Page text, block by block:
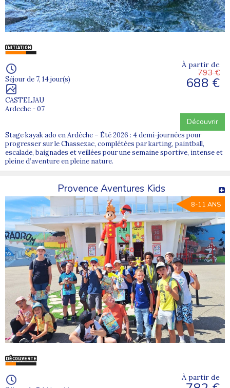
Séjour de 7, 14 jour(s)
CASTELJAU
Ardeche - 07
À partir de
793 €
688 €
Découvrir
Stage kayak ado en Ardèche – Été 2026 : 4 demi-journées pour
progresser sur le Chassezac, complétées par karting, paintball,
escalade, baignades et veillées pour une semaine sportive, intense et
pleine d’aventure en pleine nature.
Provence Aventures Kids
8-11 ANS
À partir de